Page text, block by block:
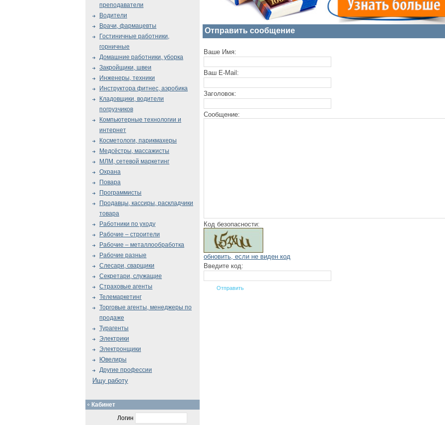
Отправить сообщение
Ваше Имя:
Ваш E-Mail:
Заголовок:
Сообщение:
Код безопасности:
обновить, если не виден код
Введите код:
преподаватели
Водители
Врачи, фармацевты
Гостиничные работники,
горничные
Домашние работники, уборка
Закройщики, швеи
Инженеры, техники
Инструктора фитнес, аэробика
Кладовщики, водители
погрузчиков
Компьютерные технологии и
интернет
Косметологи, парикмахеры
Медсёстры, массажисты
МЛМ, сетевой маркетинг
Охрана
Повара
Программисты
Продавцы, кассиры, раскладчики
товара
Работники по уходу
Рабочие – строители
Рабочие – металлообработка
Рабочие разные
Слесари, сварщики
Секретари, служащие
Страховые агенты
Телемаркетинг
Торговые агенты, менеджеры по
продаже
Турагенты
Электрики
Электронщики
Ювелиры
Другие профессии
Ищу работу
Кабинет
Логин